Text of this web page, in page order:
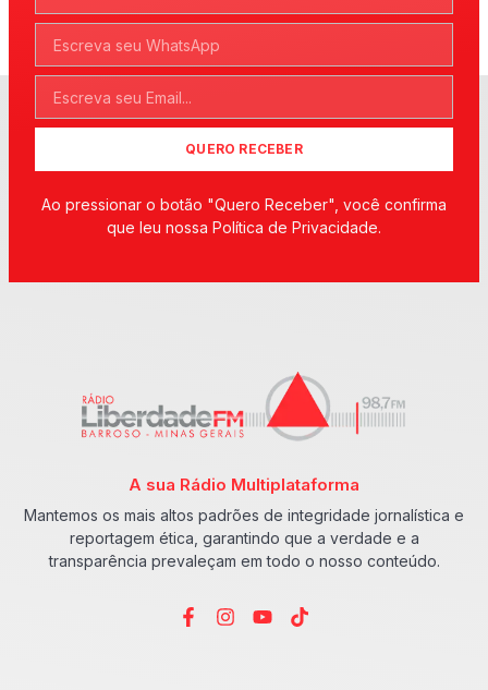
QUERO RECEBER
Ao pressionar o botão "Quero Receber", você confirma
que leu nossa Política de Privacidade.
A sua Rádio Multiplataforma
Mantemos os mais altos padrões de integridade jornalística e
reportagem ética, garantindo que a verdade e a
transparência prevaleçam em todo o nosso conteúdo.